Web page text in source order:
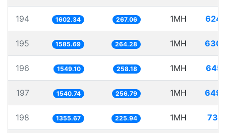
194 1602.34 267.06 1MH
195 1585.69 264.28 1MH
196 1549.10 258.18 1MH
197 1540.74 256.79 1MH
198 1355.67 225.94 1MH